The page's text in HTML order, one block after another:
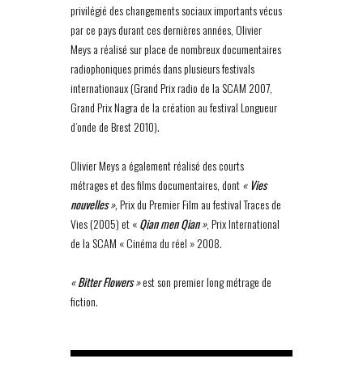
privilégié des changements sociaux importants vécus
par ce pays durant ces dernières années, Olivier
Meys a réalisé sur place de nombreux documentaires
radiophoniques primés dans plusieurs festivals
internationaux (Grand Prix radio de la SCAM 2007,
Grand Prix Nagra de la création au festival Longueur
d’onde de Brest 2010).
Olivier Meys a également réalisé des courts
métrages et des films documentaires, dont«Vies
nouvelles»,Prix du Premier Film au festival Traces de
Vies (2005) et «Qian men Qian», Prix International
de la SCAM « Cinéma du réel » 2008.
«Bitter Flowers»est son premier long métrage de
fiction.